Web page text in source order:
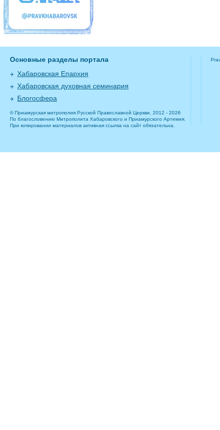
Основные разделы портала
Хабаровская Епархия
Хабаровская духовная семинария
Блогосфера
© Приамурская митрополия Русской Православной Церкви, 2012 - 2026
По благословению Митрополита Хабаровского и Приамурского Артемия.
При копировании материалов активная ссылка на сайт обязательна.